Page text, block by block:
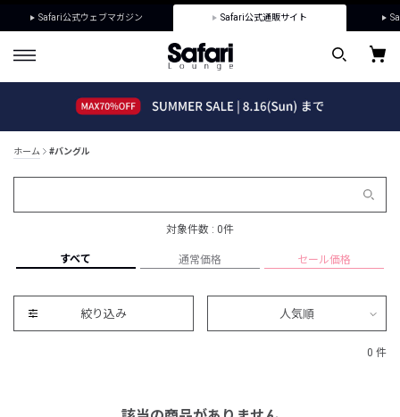
Safari公式ウェブマガジン Safari公式通販サイト
ホーム #バングル
対象件数 : 0件
すべて 通常価格 セール価格
絞り込み 人気順
0 件